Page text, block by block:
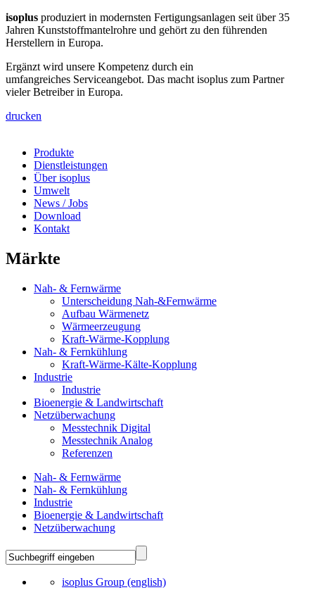
isoplus produziert in modernsten Fertigungsanlagen seit über 35
Jahren Kunststoffmantelrohre und gehört zu den führenden
Herstellern in Europa.
Ergänzt wird unsere Kompetenz durch ein
umfangreiches Serviceangebot. Das macht isoplus zum Partner
vieler Betreiber in Europa.
drucken
Produkte
Dienstleistungen
Über isoplus
Umwelt
News / Jobs
Download
Kontakt
Märkte
Nah- & Fernwärme
Unterscheidung Nah-&Fernwärme
Aufbau Wärmenetz
Wärmeerzeugung
Kraft-Wärme-Kopplung
Nah- & Fernkühlung
Kraft-Wärme-Kälte-Kopplung
Industrie
Industrie
Bioenergie & Landwirtschaft
Netzüberwachung
Messtechnik Digital
Messtechnik Analog
Referenzen
Nah- & Fernwärme
Nah- & Fernkühlung
Industrie
Bioenergie & Landwirtschaft
Netzüberwachung
isoplus Group (english)